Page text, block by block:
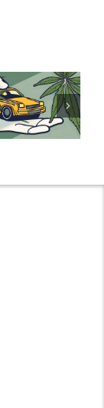
Cannabis
Samen
kaufen: Alles
was Sie